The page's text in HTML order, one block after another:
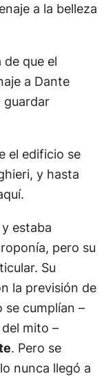
a la belleza
el edificio se
y hasta
estaba
pero su
Su
la previsión de
se cumplían –
mito –
. Pero se
nunca llegó a